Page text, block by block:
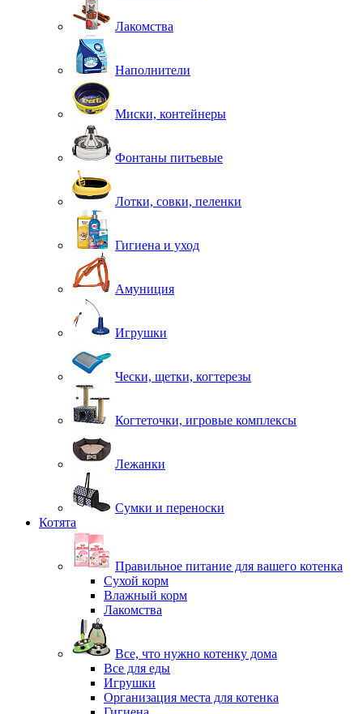
Лакомства
Наполнители
Миски, контейнеры
Фонтаны питьевые
Лотки, совки, пеленки
Гигиена и уход
Амуниция
Игрушки
Чески, щетки, когтерезы
Когтеточки, игровые комплексы
Лежанки
Сумки и переноски
Котята
Правильное питание для вашего котенка
Сухой корм
Влажный корм
Лакомства
Все, что нужно котенку дома
Все для еды
Игрушки
Организация места для котенка